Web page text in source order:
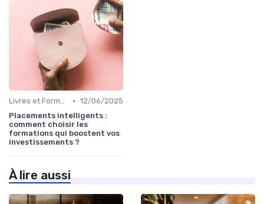
Livres et Formations sur l'Investissement • 12/06/2025
Placements intelligents :
comment choisir les
formations qui boostent vos
investissements ?
À lire aussi